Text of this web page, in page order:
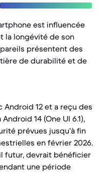
est influencée
la longévité de son
présentent des
de durabilité et de
Android 12 et a reçu des
14 (One UI 6.1),
prévues jusqu'à fin
en février 2026.
futur, devrait bénéficier
une période